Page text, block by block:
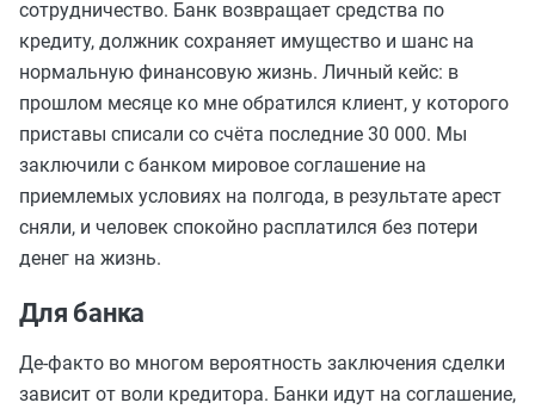
сотрудничество. Банк возвращает средства по
кредиту, должник сохраняет имущество и шанс на
нормальную финансовую жизнь. Личный кейс: в
прошлом месяце ко мне обратился клиент, у которого
приставы списали со счёта последние 30 000. Мы
заключили с банком мировое соглашение на
приемлемых условиях на полгода, в результате арест
сняли, и человек спокойно расплатился без потери
денег на жизнь.
Для банка
Де-факто во многом вероятность заключения сделки
зависит от воли кредитора. Банки идут на соглашение,